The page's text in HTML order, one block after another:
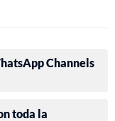
Channels
toda la